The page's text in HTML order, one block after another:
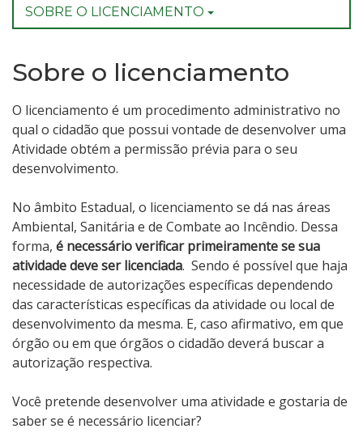
SOBRE O LICENCIAMENTO
Sobre o licenciamento
O licenciamento é um procedimento administrativo no
qual o cidadão que possui vontade de desenvolver uma
Atividade obtém a permissão prévia para o seu
desenvolvimento.
No âmbito Estadual, o licenciamento se dá nas áreas
Ambiental, Sanitária e de Combate ao Incêndio. Dessa
forma, é necessário verificar primeiramente se sua
atividade deve ser licenciada. Sendo é possível que haja
necessidade de autorizações específicas dependendo
das características específicas da atividade ou local de
desenvolvimento da mesma. E, caso afirmativo, em que
órgão ou em que órgãos o cidadão deverá buscar a
autorização respectiva.
Você pretende desenvolver uma atividade e gostaria de
saber se é necessário licenciar?